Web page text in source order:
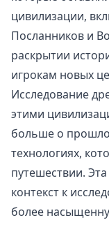
цивилизации,
Посланников и
раскрытии
игрокам новых
Исследование
этими
больше о
технологиях,
путешествии.
контекст к
более